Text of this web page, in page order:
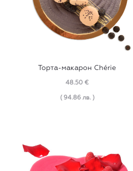
Торта-макарон Chérie
48.50€
( 94.86 лв. )